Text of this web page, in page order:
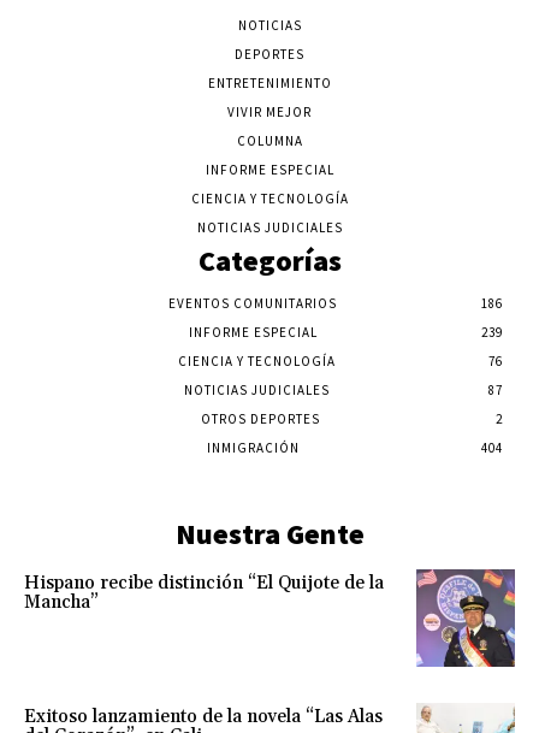
NOTICIAS
DEPORTES
ENTRETENIMIENTO
VIVIR MEJOR
COLUMNA
INFORME ESPECIAL
CIENCIA Y TECNOLOGÍA
NOTICIAS JUDICIALES
Categorías
EVENTOS COMUNITARIOS
186
INFORME ESPECIAL
239
CIENCIA Y TECNOLOGÍA
76
NOTICIAS JUDICIALES
87
OTROS DEPORTES
2
INMIGRACIÓN
404
Nuestra Gente
Hispano recibe distinción “El Quijote de la
Mancha”
Exitoso lanzamiento de la novela “Las Alas